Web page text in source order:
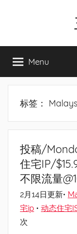
工|BandwagonHost
VPS|Vps|
主
荐
Menu
标签：
投稿/
住宅IP/
不限流量
2月14日更新•
宅ip • 动态住宅
次